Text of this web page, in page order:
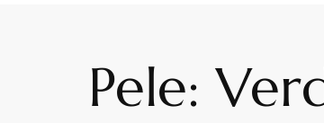
Pele: